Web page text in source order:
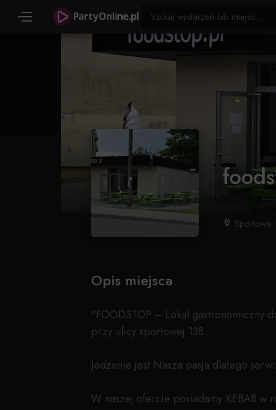
Sportowa
Opis miejsca
"FOODSTOP – Lokal gastronomiczny
przy ulicy sportowej 138.
Jedzenie jest Nasza pasja dlatego
W naszej ofercie posiadamy KEBAB w